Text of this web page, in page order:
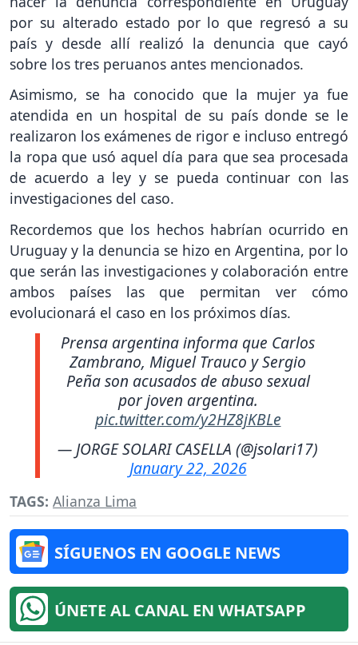
por su alterado estado por lo que regresó a su
país y desde allí realizó la denuncia que cayó
sobre los tres peruanos antes mencionados.
Asimismo, se ha conocido que la mujer ya fue
atendida en un hospital de su país donde se le
realizaron los exámenes de rigor e incluso entregó
la ropa que usó aquel día para que sea procesada
de acuerdo a ley y se pueda continuar con las
investigaciones del caso.
Recordemos que los hechos habrían ocurrido en
Uruguay y la denuncia se hizo en Argentina, por lo
que serán las investigaciones y colaboración entre
ambos países las que permitan ver cómo
evolucionará el caso en los próximos días.
Prensa argentina informa que Carlos
Zambrano, Miguel Trauco y Sergio
Peña son acusados de abuso sexual
por joven argentina.
pic.twitter.com/y2HZ8jKBLe
— JORGE SOLARI CASELLA (@jsolari17)
January 22, 2026
TAGS: Alianza Lima
SÍGUENOS EN GOOGLE NEWS
ÚNETE AL CANAL EN WHATSAPP